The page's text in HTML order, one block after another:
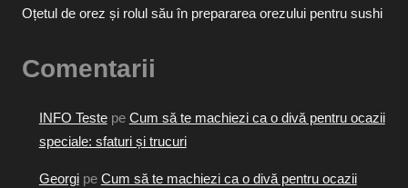
Oțetul de orez și rolul său în prepararea orezului pentru sushi
Comentarii
INFO Testepe Cum să te machiezi ca o divă pentru ocazii
speciale: sfaturi și trucuri
Georgipe Cum să te machiezi ca o divă pentru ocazii